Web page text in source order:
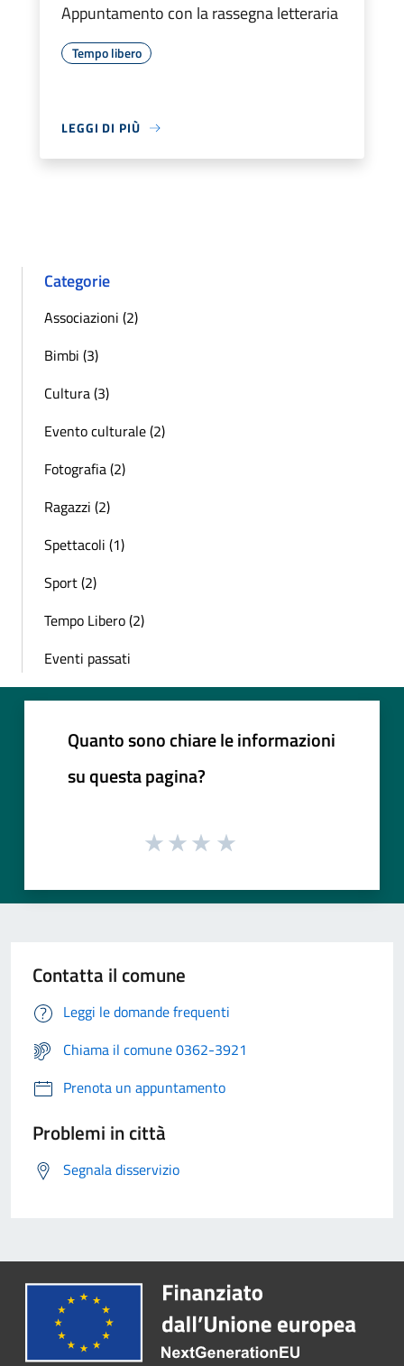
Appuntamento con la rassegna letteraria
Tempo libero
LEGGI DI PIÙ
Categorie
Associazioni (2)
Bimbi (3)
Cultura (3)
Evento culturale (2)
Fotografia (2)
Ragazzi (2)
Spettacoli (1)
Sport (2)
Tempo Libero (2)
Eventi passati
Quanto sono chiare le informazioni
su questa pagina?
Contatta il comune
Leggi le domande frequenti
Chiama il comune 0362-3921
Prenota un appuntamento
Problemi in città
Segnala disservizio